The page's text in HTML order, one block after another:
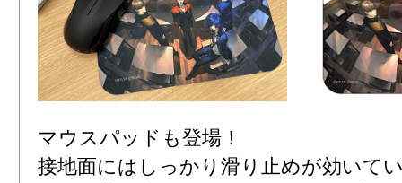
マウスパッドも登場！
接地面にはしっかり滑り止めが効いて